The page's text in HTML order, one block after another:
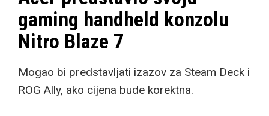
gaming handheld konzolu
Nitro Blaze 7
Mogao bi predstavljati izazov za Steam Deck i
ROG Ally, ako cijena bude korektna.